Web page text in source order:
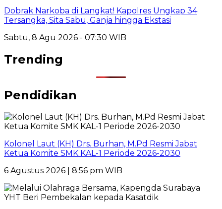
Dobrak Narkoba di Langkat! Kapolres Ungkap 34
Tersangka, Sita Sabu, Ganja hingga Ekstasi
Sabtu, 8 Agu 2026 - 07:30 WIB
Trending
Pendidikan
Kolonel Laut (KH) Drs. Burhan, M.Pd Resmi Jabat
Ketua Komite SMK KAL-1 Periode 2026-2030
6 Agustus 2026 | 8:56 pm WIB